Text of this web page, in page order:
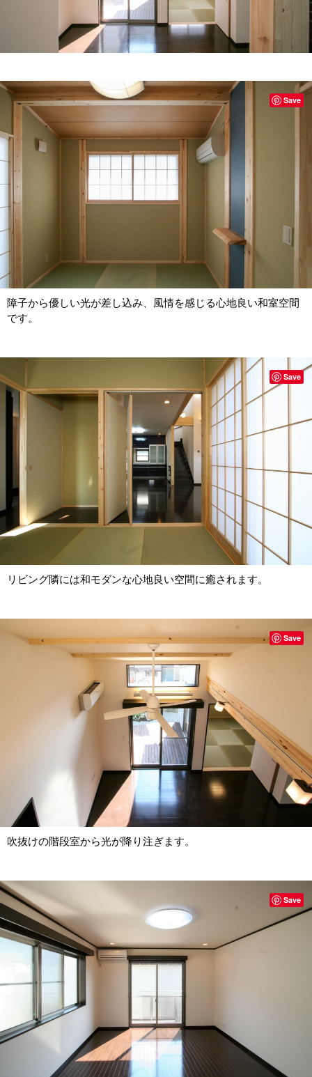
障子から優しい光が差し込み、風情を感じる心地良い和室空間
です。
Save
リビング隣には和モダンな心地良い空間に癒されます。
Save
吹抜けの階段室から光が降り注ぎます。
Save
Save